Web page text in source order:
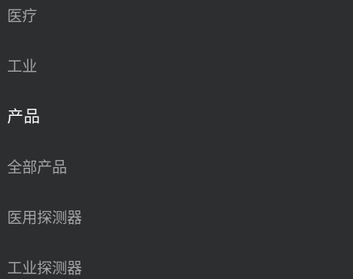
医疗
工业
产品
全部产品
医用探测器
工业探测器